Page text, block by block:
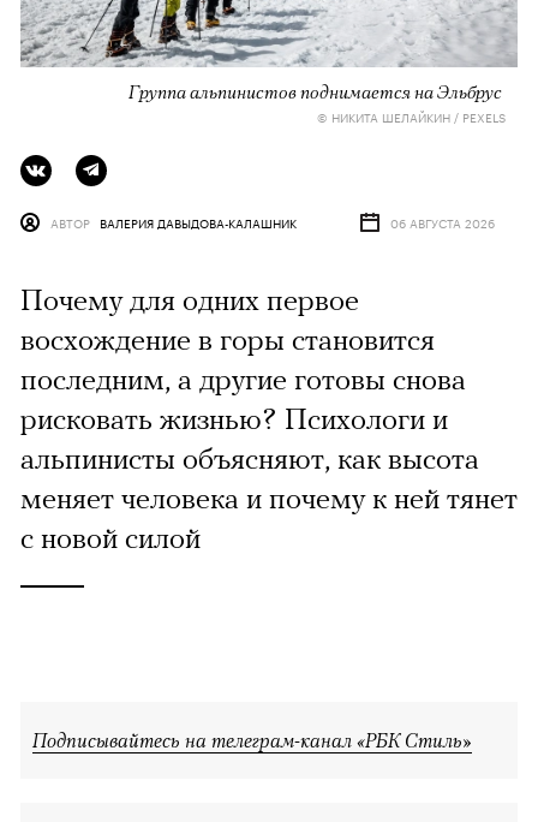
Группа альпинистов поднимается на Эльбрус
© НИКИТА ШЕЛАЙКИН / PEXELS
АВТОР ВАЛЕРИЯ ДАВЫДОВА-КАЛАШНИК 06 АВГУСТА 2026
Почему для одних первое
восхождение в горы становится
последним, а другие готовы снова
рисковать жизнью? Психологи и
альпинисты объясняют, как высота
меняет человека и почему к ней тянет
с новой силой
Подписывайтесь на телеграм-канал «РБК Стиль»